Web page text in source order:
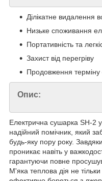
Ділікатне видалення
Низьке споживання
Портативність та
Захист від перегріву
Продовження терміну
Опис:
Електрична сушарка SH-2
надійний помічник, який
будь-яку пору року.
проникає навіть у
гарантуючи повне
М'яка теплова дія не